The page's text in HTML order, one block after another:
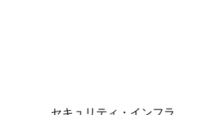
セキュリティ・インフラ